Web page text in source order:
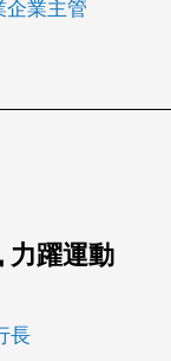
企業主管
力躍運動
長